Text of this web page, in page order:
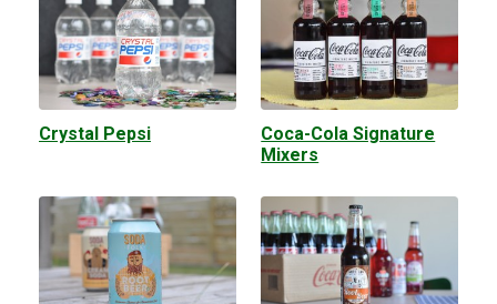
Crystal Pepsi
Coca-Cola Signature
Mixers